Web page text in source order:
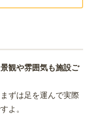
観や雰囲気も施設ご
ずは足を運んで実際
よ。